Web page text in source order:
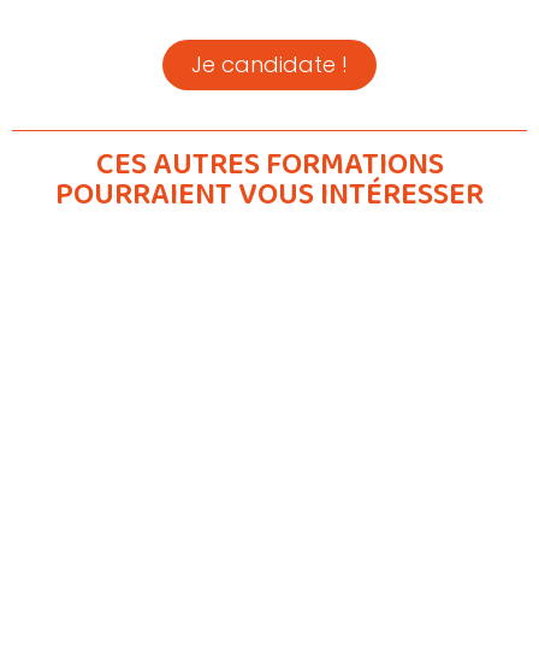
Je candidate !
CES AUTRES FORMATIONS
POURRAIENT VOUS INTÉRESSER